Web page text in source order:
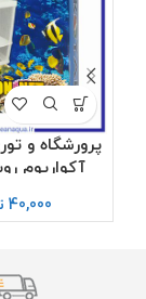
پرورشگاه و
آکواریوم
40,000